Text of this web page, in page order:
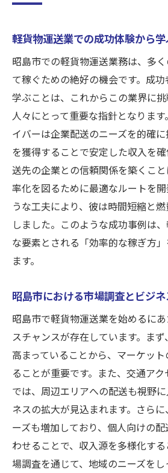
軽貨物運送業での成功体験から
昭島市での軽貨物運送業務は、多
て稼ぐための絶好の機会です。成
学ぶことは、これからこの業界に
人々にとって重要な指針となりま
イバーは企業配送のニーズを的確
を獲得することで安定した収入を
送先の企業との信頼関係を築くこ
率化を図るために最適なルートを
うな工夫により、彼は時間短縮と
しました。このような成功事例は
な要素とされる「効率的な稼ぎ方
ます。
昭島市における市場調査とビジ
昭島市で軽貨物運送業を始めるに
スチャンスが存在しています。ま
高まっていることから、マーケッ
ることが重要です。また、交通ア
では、周辺エリアへの配送も視野
ネスの拡大が見込まれます。さら
ーズも増加しており、個人向けの
わせることで、収入源を多様化す
場調査を通じて、地域のニーズを